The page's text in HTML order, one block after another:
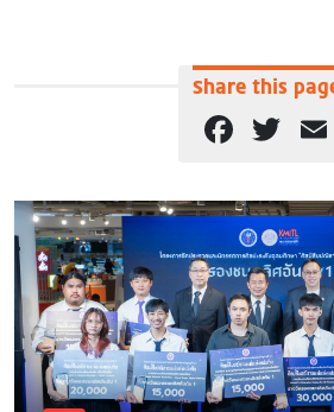
Share this
Facebook
Twitter